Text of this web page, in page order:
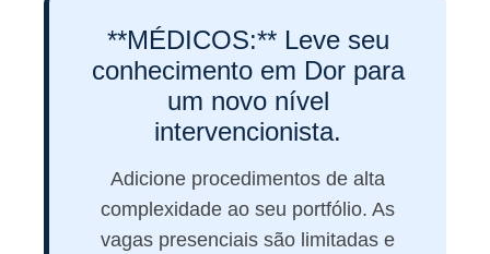
**MÉDICOS:** Leve seu
conhecimento em Dor para
um novo nível
intervencionista.
Adicione procedimentos de alta
complexidade ao seu portfólio. As
vagas presenciais são limitadas e